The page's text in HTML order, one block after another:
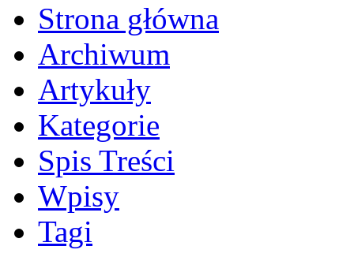
Strona główna
Archiwum
Artykuły
Kategorie
Spis Treści
Wpisy
Tagi